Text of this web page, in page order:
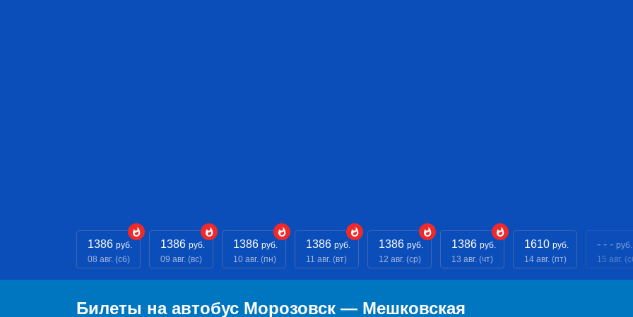
1386 руб.
08 авг. (сб)
1386 руб.
09 авг. (вс)
1386 руб.
10 авг. (пн)
1386 руб.
11 авг. (вт)
1386 руб.
12 авг. (ср)
1386 руб.
13 авг. (чт)
1610 руб.
14 авг. (пт)
- - - руб.
15 авг.
Билеты на автобус Морозовск — Мешковская